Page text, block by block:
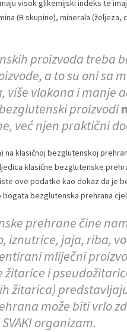
visok glikemijski indeks te
(B skupine), minerala
proizvoda treba
a to su oni sa
više vlakana i manje
proizvodi
već njen praktični
klasičnoj bezglutenskoj
klasične bezglutenske
ove podatke kao dokaz da je
bezglutenska prehrana
prehrane čine
iznutrice, jaja, riba,
mliječni
i
žitarica)
može biti vrlo
organizam.